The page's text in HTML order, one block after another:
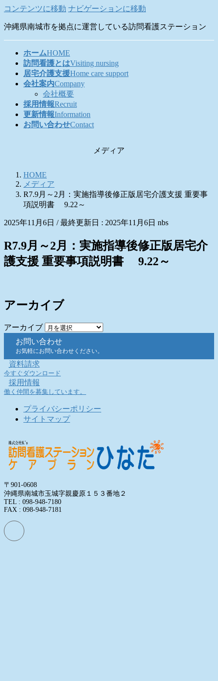
コンテンツに移動 ナビゲーションに移動
沖縄県南城市を拠点に運営している訪問看護ステーション
ホームHOME
訪問看護とはVisiting nursing
居宅介護支援Home care support
会社案内Company
会社概要
採用情報Recruit
更新情報Information
お問い合わせContact
メディア
HOME
メディア
R7.9月～2月：実施指導後修正版居宅介護支援 重要事
項説明書 9.22～
2025年11月6日 / 最終更新日 : 2025年11月6日 nbs
R7.9月～2月：実施指導後修正版居宅介
護支援 重要事項説明書 9.22～
アーカイブ
アーカイブ
お問い合わせ
お気軽にお問い合わせください。
資料請求
今すぐダウンロード
採用情報
働く仲間を募集しています。
プライバシーポリシー
サイトマップ
〒901-0608
沖縄県南城市玉城字親慶原１５３番地２
TEL : 098-948-7180
FAX : 098-948-7181